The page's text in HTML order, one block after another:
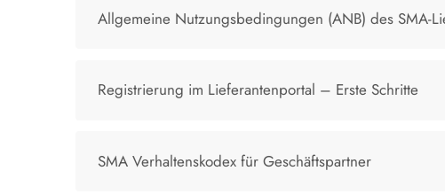
Allgemeine Nutzungsbedingungen (ANB) des SMA-
Registrierung im Lieferantenportal – Erste Schritte
SMA Verhaltenskodex für Geschäftspartner